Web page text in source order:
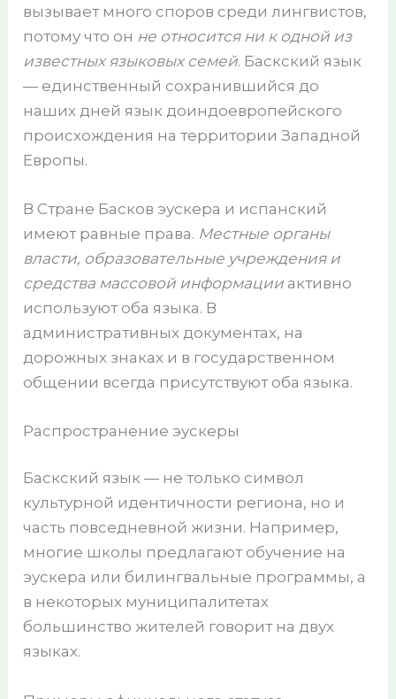
вызывает много споров среди лингвистов,
потому что он не относится ни к одной из
известных языковых семей. Баскский язык
— единственный сохранившийся до
наших дней язык доиндоевропейского
происхождения на территории Западной
Европы.
В Стране Басков эускера и испанский
имеют равные права. Местные органы
власти, образовательные учреждения и
средства массовой информации активно
используют оба языка. В
административных документах, на
дорожных знаках и в государственном
общении всегда присутствуют оба языка.
Распространение эускеры
Баскский язык — не только символ
культурной идентичности региона, но и
часть повседневной жизни. Например,
многие школы предлагают обучение на
эускера или билингвальные программы, а
в некоторых муниципалитетах
большинство жителей говорит на двух
языках.